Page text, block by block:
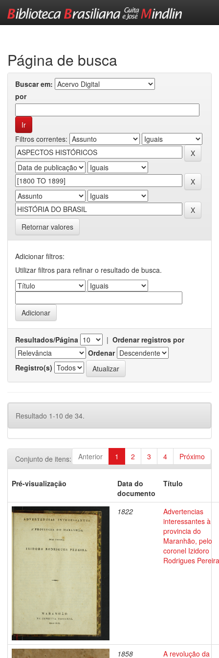
Página de busca
Buscar em:
por
Filtros correntes:
Retornar valores
Adicionar filtros:
Utilizar filtros para refinar o resultado de busca.
Resultados/Página | Ordenar registros por
Ordenar
Registro(s)
Resultado 1-10 de 34.
Anterior 1 2 3 4 Próximo
Conjunto de itens:
Pré-visualização
Data do
documento
Título
1822
Advertencias
interessantes à
provincia do
Maranhão, pelo
coronel Izidoro
Rodrigues Pereira
1858
A revolução da